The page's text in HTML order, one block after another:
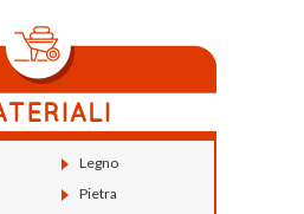
Legno
Pietra